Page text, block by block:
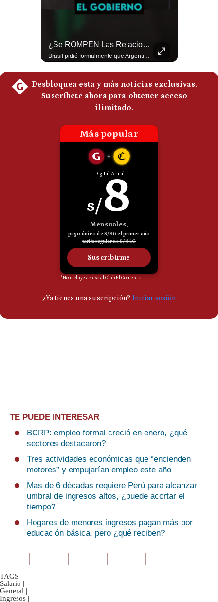
¿Se ROMPEN Las Relaciones Entre Brasil Y Argentina? | Gestión Mundo
TE PUEDE INTERESAR
BCRP: empleo formal creció en enero, ¿qué
sectores destacaron?
Tres actividades económicas que “encienden
motores” y empujarían empleo este año
Más de 6 décadas requiere Perú para alcanzar
umbral de ingresos altos, ¿puede acortar el
tiempo?
Hogares de menores ingresos pagan más por
educación básica, pero ¿qué reciben?
TAGS
Salario |
General |
Ingresos |